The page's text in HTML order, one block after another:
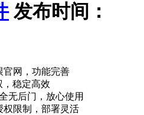
发布时间：
官网，功能完善
，稳定高效
无后门，放心使用
权限制，部署灵活